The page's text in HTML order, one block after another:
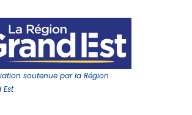
soutenue par la Région
Est